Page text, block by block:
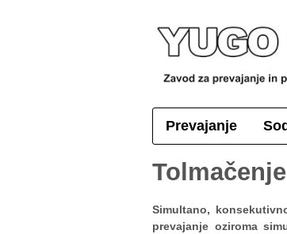
Prevajanje
Tolmačenje
Simultano,
prevajanje oziroma